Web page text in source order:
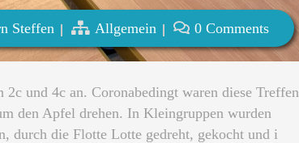
Steffen Allgemein 0 Comments
2c und 4c an. Coronabedingt waren diese Treffen
den Apfel drehen. In Kleingruppen wurden
durch die Flotte Lotte gedreht, gekocht und i